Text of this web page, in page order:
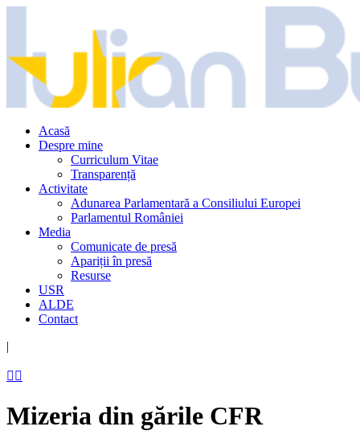
Acasă
Despre mine
Curriculum Vitae
Transparență
Activitate
Adunarea Parlamentară a Consiliului Europei
Parlamentul României
Media
Comunicate de presă
Apariții în presă
Resurse
USR
ALDE
Contact
|
 
Mizeria din gările CFR